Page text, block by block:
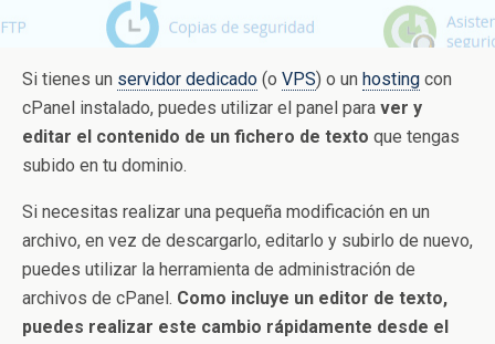
Si tienes un servidor dedicado (o VPS) o un hosting con
cPanel instalado, puedes utilizar el panel para ver y
editar el contenido de un fichero de texto que tengas
subido en tu dominio.
Si necesitas realizar una pequeña modificación en un
archivo, en vez de descargarlo, editarlo y subirlo de nuevo,
puedes utilizar la herramienta de administración de
archivos de cPanel. Como incluye un editor de texto,
puedes realizar este cambio rápidamente desde el